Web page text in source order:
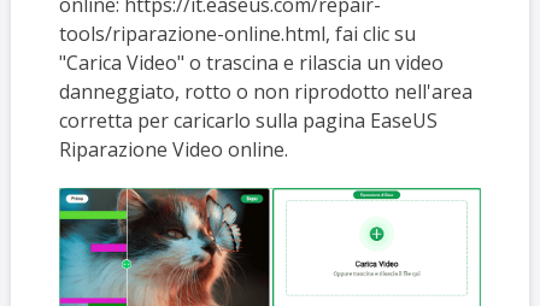
tools/riparazione-online.html, fai clic su
"Carica Video" o trascina e rilascia un video
danneggiato, rotto o non riprodotto nell'area
corretta per caricarlo sulla pagina EaseUS
Riparazione Video online.